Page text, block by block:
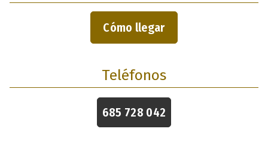
Cómo llegar
Teléfonos
685 728 042